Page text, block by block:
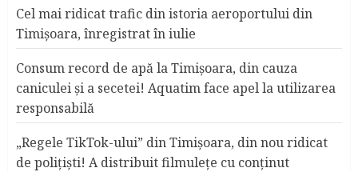
Cel mai ridicat trafic din istoria aeroportului din
Timişoara, înregistrat în iulie
Consum record de apă la Timişoara, din cauza
caniculei şi a secetei! Aquatim face apel la utilizarea
responsabilă
„Regele TikTok-ului” din Timişoara, din nou ridicat
de poliţişti! A distribuit filmuleţe cu conţinut